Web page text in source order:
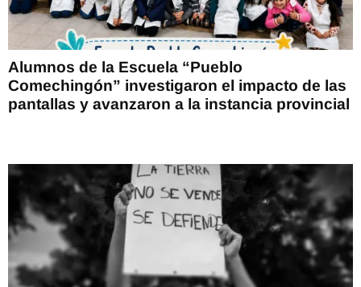
Alumnos de la Escuela “Pueblo
Comechingón” investigaron el impacto de las
pantallas y avanzaron a la instancia provincial